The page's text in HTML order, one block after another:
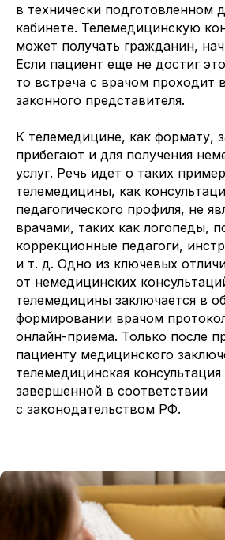
в технически подготовленном
кабинете. Телемедицинскую
может получать гражданин,
Если пациент еще не достиг
то встреча с врачом проходит
законного представителя.
К телемедицине, как формату,
прибегают и для получения
услуг. Речь идет о таких
телемедицины, как
педагогического профиля, не
врачами, таких как логопеды,
коррекционные педагоги,
и т. д. Одно из ключевых
от немедицинских
телемедицины заключается в
формировании врачом
онлайн-приема. Только после
пациенту медицинского
телемедицинская консультация
завершенной в соответствии
с законодательством РФ.